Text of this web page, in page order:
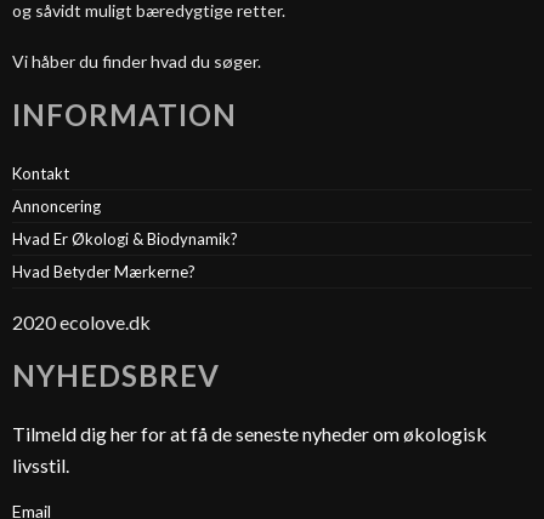
og såvidt muligt bæredygtige retter.
Vi håber du finder hvad du søger.
INFORMATION
Kontakt
Annoncering
Hvad Er Økologi & Biodynamik?
Hvad Betyder Mærkerne?
2020 ecolove.dk
NYHEDSBREV
Tilmeld dig her for at få de seneste nyheder om økologisk
livsstil.
Email